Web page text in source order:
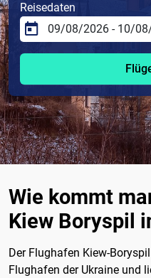
Reisedaten
Wie kommt
Kiew Boryspil
Der Flughafen Kiew-
Flughafen der Ukraine und